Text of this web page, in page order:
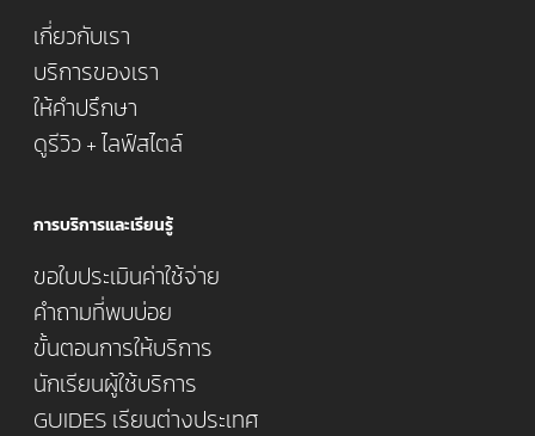
เกี่ยวกับเรา
บริการของเรา
ให้คำปรึกษา
ดูรีวิว + ไลฟ์สไตล์
การบริการและเรียนรู้
ขอใบประเมินค่าใช้จ่าย
คำถามที่พบบ่อย
ขั้นตอนการให้บริการ
นักเรียนผู้ใช้บริการ
GUIDES เรียนต่างประเทศ